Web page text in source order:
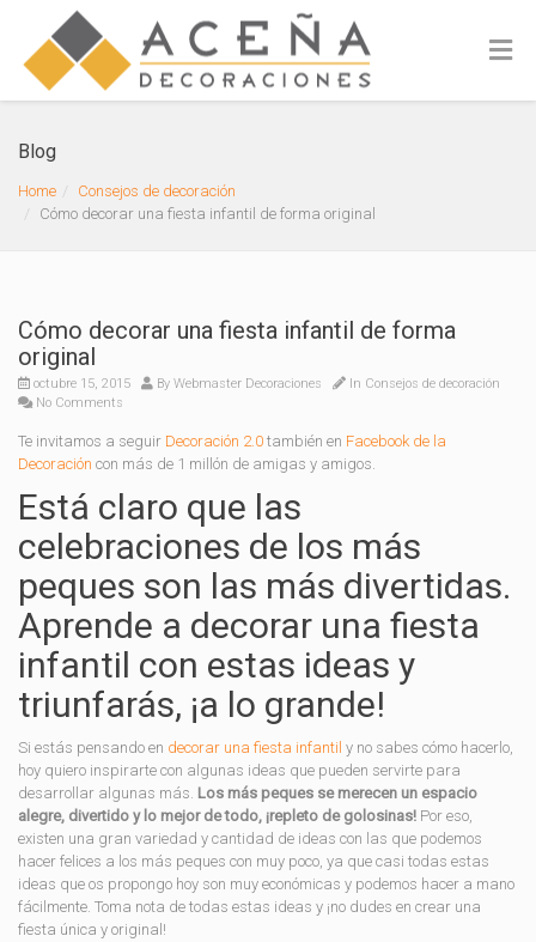
Blog
Home
Consejos de decoración
Cómo decorar una fiesta infantil de forma original
Cómo decorar una fiesta infantil de forma
original
octubre 15, 2015 By Webmaster Decoraciones In Consejos de decoración
No Comments
Te invitamos a seguir Decoración 2.0 también en Facebook de la
Decoración con más de 1 millón de amigas y amigos.
Está claro que las
celebraciones de los más
peques son las más divertidas.
Aprende a decorar una fiesta
infantil con estas ideas y
triunfarás, ¡a lo grande!
Si estás pensando en decorar una fiesta infantil y no sabes cómo hacerlo,
hoy quiero inspirarte con algunas ideas que pueden servirte para
desarrollar algunas más. Los más peques se merecen un espacio
alegre, divertido y lo mejor de todo, ¡repleto de golosinas! Por eso,
existen una gran variedad y cantidad de ideas con las que podemos
hacer felices a los más peques con muy poco, ya que casi todas estas
ideas que os propongo hoy son muy económicas y podemos hacer a mano
fácilmente. Toma nota de todas estas ideas y ¡no dudes en crear una
fiesta única y original!